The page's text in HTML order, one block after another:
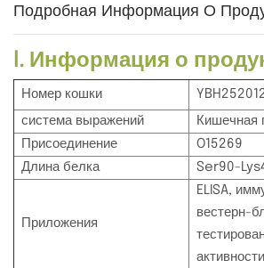
Подробная Информация О
I. Информация о
Номер кошки
система выражений
Кишечная
Присоединение
O15269
Длина белка
Ser90-
Приложения
ELISA,
вестерн-